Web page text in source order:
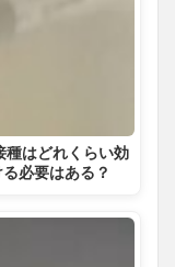
種はどれくらい効
必要はある？